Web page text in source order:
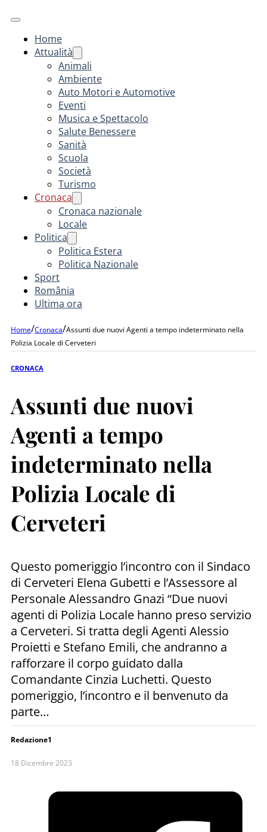
Home
Attualità
Animali
Ambiente
Auto Motori e Automotive
Eventi
Musica e Spettacolo
Salute Benessere
Sanità
Scuola
Società
Turismo
Cronaca
Cronaca nazionale
Locale
Politica
Politica Estera
Politica Nazionale
Sport
România
Ultima ora
Home/Cronaca/Assunti due nuovi Agenti a tempo indeterminato nella
Polizia Locale di Cerveteri
CRONACA
Assunti due nuovi
Agenti a tempo
indeterminato nella
Polizia Locale di
Cerveteri
Questo pomeriggio l’incontro con il Sindaco
di Cerveteri Elena Gubetti e l’Assessore al
Personale Alessandro Gnazi “Due nuovi
agenti di Polizia Locale hanno preso servizio
a Cerveteri. Si tratta degli Agenti Alessio
Proietti e Stefano Emili, che andranno a
rafforzare il corpo guidato dalla
Comandante Cinzia Luchetti. Questo
pomeriggio, l’incontro e il benvenuto da
parte…
Redazione1
18 Dicembre 2023